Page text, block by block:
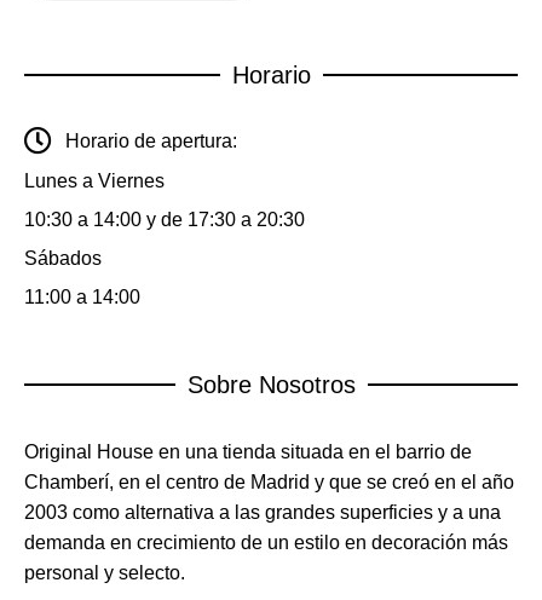
Horario
Horario de apertura:
Lunes a Viernes
10:30 a 14:00 y de 17:30 a 20:30
Sábados
11:00 a 14:00
Sobre Nosotros
Original House en una tienda situada en el barrio de
Chamberí, en el centro de Madrid y que se creó en el año
2003 como alternativa a las grandes superficies y a una
demanda en crecimiento de un estilo en decoración más
personal y selecto.